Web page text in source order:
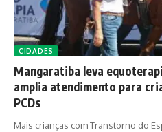
CIDADES
Mangaratiba leva
amplia atendimento para
PCDs
Mais crianças com Transtorno do